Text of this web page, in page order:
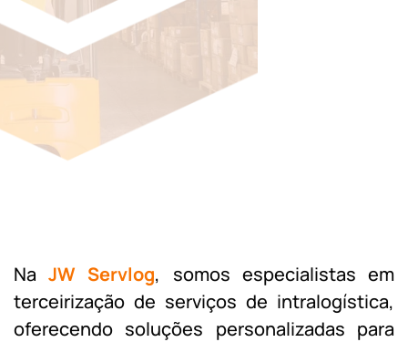
NaJW Servlog, somos especialistas em
terceirização de serviços de intralogística,
oferecendo soluções personalizadas para